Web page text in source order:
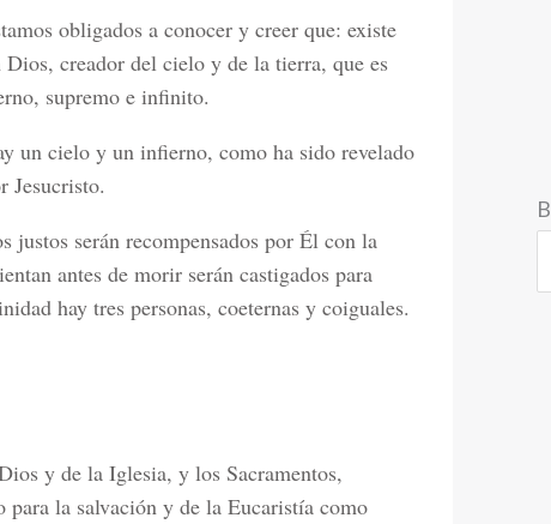
obligados a conocer y creer que: existe
Dios, creador del cielo y de la tierra, que es
supremo e infinito.
un cielo y un infierno, como ha sido revelado
Jesucristo.
justos serán recompensados por Él con la
antes de morir serán castigados para
hay tres personas, coeternas y coiguales.
y de la Iglesia, y los Sacramentos,
para la salvación y de la Eucaristía como